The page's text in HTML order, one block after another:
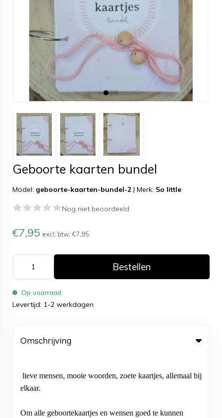
Geboorte kaarten bundel
Model: geboorte-kaarten-bundel-2 | Merk: So little
Nog niet beoordeeld
€7,95 excl. btw: €7,95
Bestellen
Op voorraad
Levertijd: 1-2 werkdagen
Omschrijving
lieve mensen, mooie woorden, zoete kaartjes, allemaal bij
elkaar.
Om alle geboortekaartjes en wensen goed te kunnen